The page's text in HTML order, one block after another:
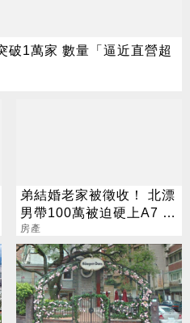
破1萬家 數量「逼近直營超
弟結婚老家被徵收！ 北漂
男帶100萬被迫硬上A7 網
見單價驚呆了
房產